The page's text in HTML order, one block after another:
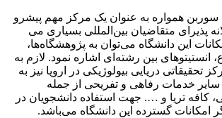
همواره به عنوان یک مرکز مهم پیشرو
پذیرای متقاضیان بین‌المللی بسیاری می
این دانشگاه می‌توان به پژوهشگاه‌ها،
انستیتوهای بین رشته‌ای اشاره نمود. لازم به
دریایی بیولوژیکی در اروپا نیز به
خدمات رفاهی و تفریحی از جمله
تریا و …. جهت استفاده دانشجویان در
امکانات گسترده این دانشگاه می‌باشد.